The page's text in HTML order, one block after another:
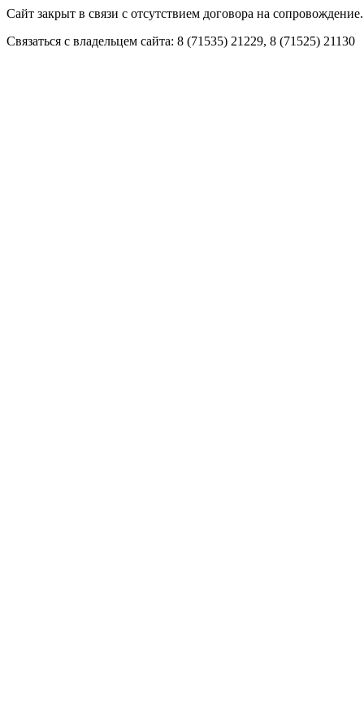
Сайт закрыт в связи с отсутствием договора на сопровождение.
Связаться с владельцем сайта: 8 (71535) 21229, 8 (71525) 21130